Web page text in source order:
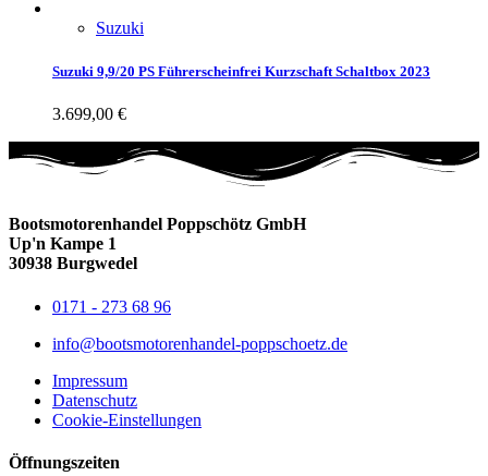
Suzuki
Suzuki 9,9/20 PS Führerscheinfrei Kurzschaft Schaltbox 2023
3.699,00 €
Bootsmotorenhandel Poppschötz GmbH
Up'n Kampe 1
30938 Burgwedel
0171 - 273 68 96
info@bootsmotorenhandel-poppschoetz.de
Impressum
Datenschutz
Cookie-Einstellungen
Öffnungszeiten